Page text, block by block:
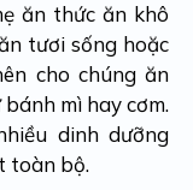
ăn thức ăn khô
tươi sống hoặc
cho chúng ăn
mì hay cơm.
dinh dưỡng
toàn bộ.